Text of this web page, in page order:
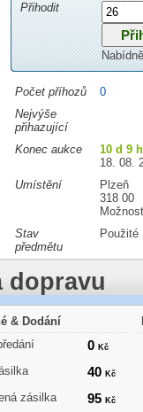
Přihodit
Počet příhozů
0
Nejvýše
přihazující
Konec aukce
10 d 9
18. 08.
Umístění
Plzeň
318 00
Stav
předmětu
Použité
dopravu
& Dodání
0 Kč
40 Kč
zásilka 95 Kč